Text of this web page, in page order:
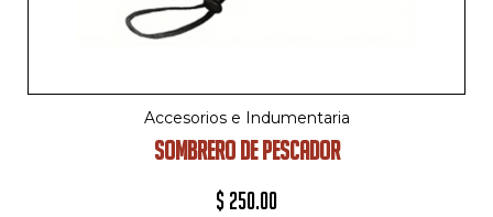
Accesorios e Indumentaria
SOMBRERO DE PESCADOR
$ 250.00